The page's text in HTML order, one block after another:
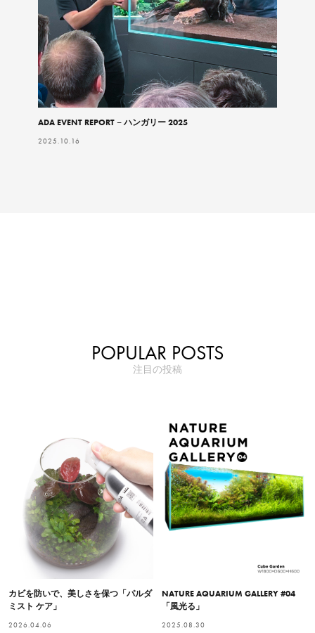
ADA EVENT REPORT – ハンガリー 2025
2025.10.16
POPULAR POSTS
注目の投稿
カビを防いで、美しさを保つ「パルダ
ミスト ケア」
2026.04.06
NATURE AQUARIUM GALLERY #04
「風光る」
2025.08.30